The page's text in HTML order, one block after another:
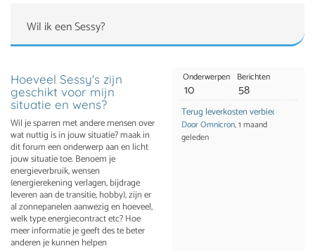
Wil ik een Sessy?
Hoeveel Sessy's zijn
geschikt voor mijn
situatie en wens?
Wil je sparren met andere mensen over
wat nuttig is in jouw situatie? maak in
dit forum een onderwerp aan en licht
jouw situatie toe. Benoem je
energieverbruik, wensen
(energierekening verlagen, bijdrage
leveren aan de transitie, hobby), zijn er
al zonnepanelen aanwezig en hoeveel,
welk type energiecontract etc? Hoe
meer informatie je geeft des te beter
anderen je kunnen helpen
Onderwerpen
10
Berichten
58
Terug leverkosten verbieden na
Door Omnicron, 1 maand
geleden